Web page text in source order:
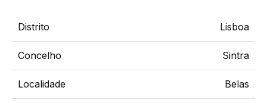
Distrito Lisboa
Concelho Sintra
Localidade Belas